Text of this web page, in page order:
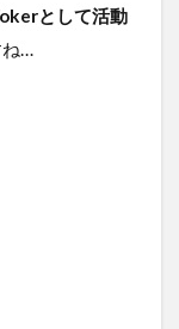
として活動
ね…